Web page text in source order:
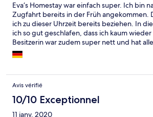
Eva‘s Homestay war einfach super. Ich bin
Zugfahrt bereits in der Früh angekommen.
ich zu dieser Uhrzeit bereits beziehen. In
ich so gut geschlafen, dass ich kaum
Besitzerin war zudem super nett und hat
Unterkunft und Sehenswürdigkeiten erklärt.
seit, kommt zu Eva. Hier gibt es alles was du
Avis vérifié
10/10 Exceptionnel
11 janv. 2020